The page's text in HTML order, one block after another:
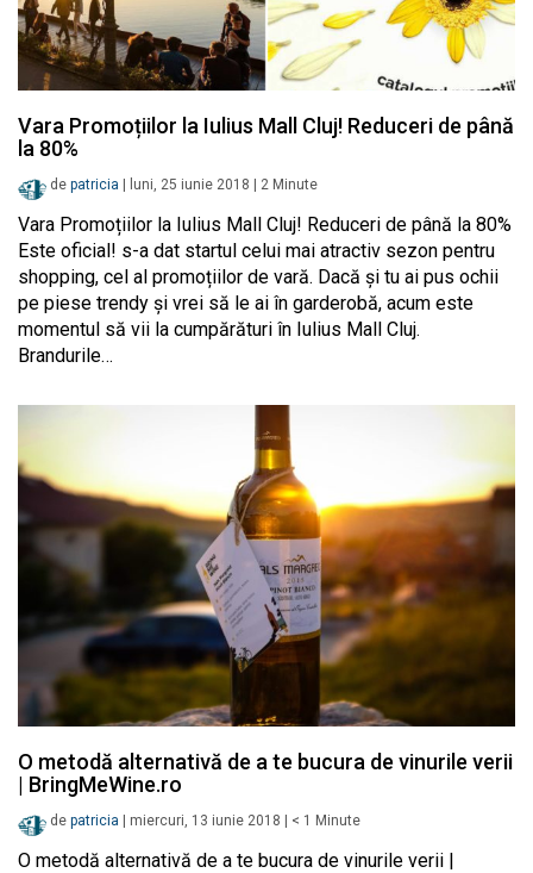
Vara Promoțiilor la Iulius Mall Cluj! Reduceri de până
la 80%
de patricia luni, 25 iunie 2018 2 Minute
Vara Promoțiilor la Iulius Mall Cluj! Reduceri de până la 80%
Este oficial! s-a dat startul celui mai atractiv sezon pentru
shopping, cel al promoțiilor de vară. Dacă și tu ai pus ochii
pe piese trendy și vrei să le ai în garderobă, acum este
momentul să vii la cumpărături în Iulius Mall Cluj.
Brandurile…
O metodă alternativă de a te bucura de vinurile verii
| BringMeWine.ro
de patricia miercuri, 13 iunie 2018 < 1 Minute
O metodă alternativă de a te bucura de vinurile verii |